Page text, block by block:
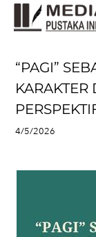
“PAGI”
KARAKTER
4/5/2026